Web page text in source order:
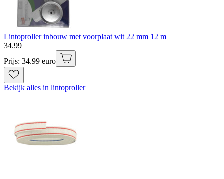
Lintoproller inbouw met voorplaat wit 22 mm 12 m
34.99
Prijs: 34.99 euro
Bekijk alles in lintoproller